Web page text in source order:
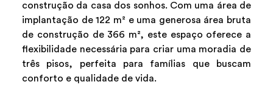
construção da casa dos sonhos. Com uma área de
implantação de 122 m² e uma generosa área bruta
de construção de 366 m², este espaço oferece a
flexibilidade necessária para criar uma moradia de
três pisos, perfeita para famílias que buscam
conforto e qualidade de vida.